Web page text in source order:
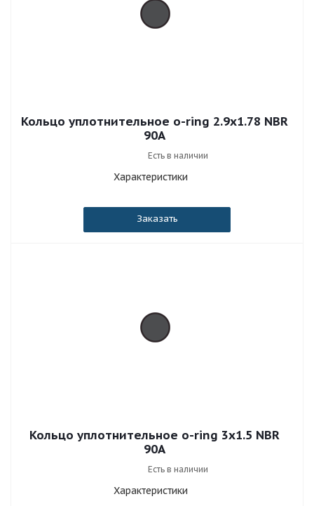
Кольцо уплотнительное o-ring 2.9x1.78 NBR
90A
Есть в наличии
Характеристики
Заказать
Кольцо уплотнительное o-ring 3x1.5 NBR
90A
Есть в наличии
Характеристики